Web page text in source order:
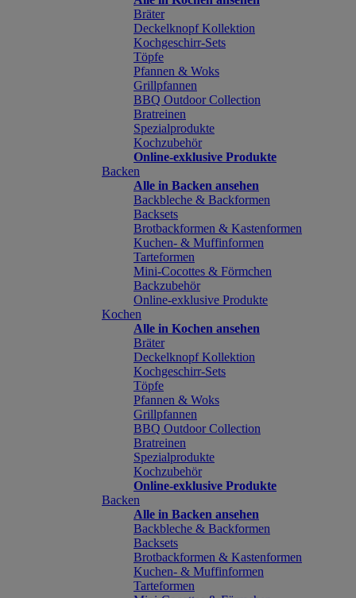
Bräter
Deckelknopf Kollektion
Kochgeschirr-Sets
Töpfe
Pfannen & Woks
Grillpfannen
BBQ Outdoor Collection
Bratreinen
Spezialprodukte
Kochzubehör
Online-exklusive Produkte
Backen
Alle in Backen ansehen
Backbleche & Backformen
Backsets
Brotbackformen & Kastenformen
Kuchen- & Muffinformen
Tarteformen
Mini-Cocottes & Förmchen
Backzubehör
Online-exklusive Produkte
Kochen
Alle in Kochen ansehen
Bräter
Deckelknopf Kollektion
Kochgeschirr-Sets
Töpfe
Pfannen & Woks
Grillpfannen
BBQ Outdoor Collection
Bratreinen
Spezialprodukte
Kochzubehör
Online-exklusive Produkte
Backen
Alle in Backen ansehen
Backbleche & Backformen
Backsets
Brotbackformen & Kastenformen
Kuchen- & Muffinformen
Tarteformen